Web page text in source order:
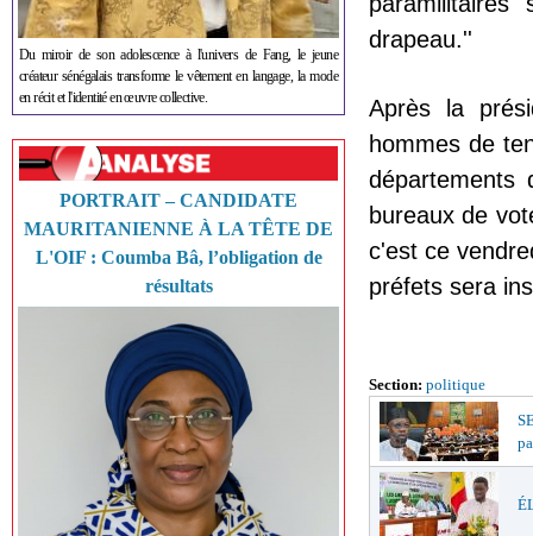
Du miroir de son adolescence à l'univers de Fang, le jeune
créateur sénégalais transforme le vêtement en langage, la mode
en récit et l'identité en œuvre collective.
PORTRAIT – CANDIDATE
MAURITANIENNE À LA TÊTE DE
L'OIF : Coumba Bâ, l’obligation de
résultats
drapeau.''
Après la
hommes de
départements
bureaux de
c'est ce
préfets sera
Section: politique